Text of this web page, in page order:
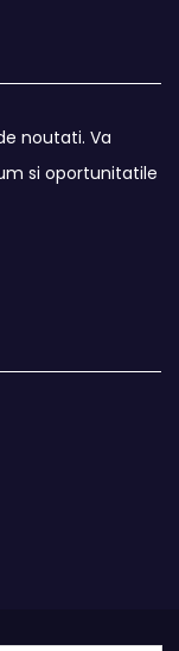
noutati. Va
si oportunitatile